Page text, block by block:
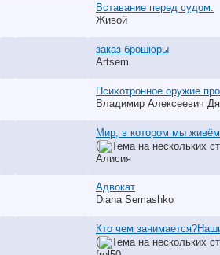
Вставание перед судом.
Живой
заказ брошюры
Artsem
Психотронное оружие
Владимир Алексеевич
Мир, в котором мы живём
(
Алисия
Адвокат
Diana Semashko
Кто чем
(